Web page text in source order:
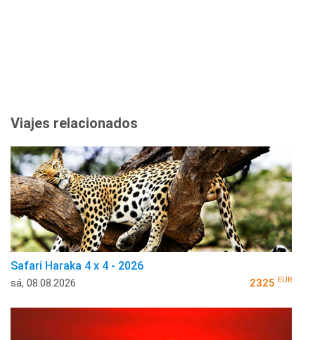
Viajes relacionados
Safari Haraka 4 x 4 - 2026
sá, 08.08.2026 2325 EUR